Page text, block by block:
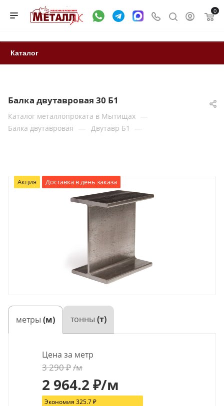
0
Каталог
Балка двутавровая 30 Б1
Каталог металлопроката в Мытищах —
Балка двутавровая — Двутавр Б1 —
Акция Доставка в день заказа
метры (м) тонны (т)
Цена за метр
3 290₽/м
2 964.2 ₽/м
Экономия 325.7₽